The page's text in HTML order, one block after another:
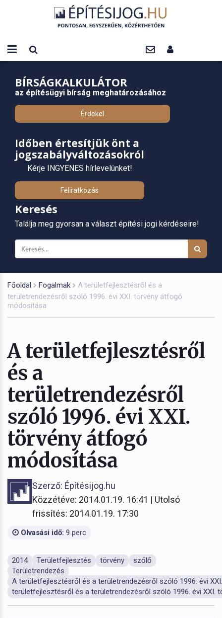
BÍRSÁGKALKULÁTOR
az építésügyi bírság meghatározásához
Érdekel
Időben értesítjük önt a
jogszabályváltozásokról
Kérje INGYENES hírlevelünket!
Feliratkozás
Keresés
Találja meg gyorsan a választ építési jogi kérdéseire!
Főoldal Fogalmak
A területfejlesztésről és a
területrendezésről szóló 1996. évi XXI. törvény átfogó
módosítása
A területfejlesztésről
és a
területrendezésről
szóló 1996. évi XXI.
törvény átfogó
módosítása
Szerző: Építésijog.hu
Közzétéve: 2014.01.19. 16:41 | Utolsó
frissítés: 2014.01.19. 17:30
Olvasási idő: 9 perc
2014 Területfejlesztés törvény
szőlő
Területrendezés
A területfejlesztésről és a területrendezésről szóló 1996. évi
területfejlesztésről és a területrendezésről szóló 1996. évi XXI.